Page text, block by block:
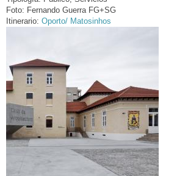
Foto: Fernando Guerra FG+SG
Itinerario: Oporto/ Matosinhos